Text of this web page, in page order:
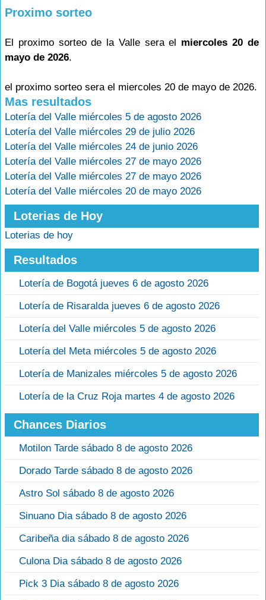
Proximo sorteo
El proximo sorteo de la Valle sera el miercoles 20 de
mayo de 2026.
el proximo sorteo sera el miercoles 20 de mayo de 2026.
Mas resultados
Lotería del Valle miércoles 5 de agosto 2026
Lotería del Valle miércoles 29 de julio 2026
Lotería del Valle miércoles 24 de junio 2026
Lotería del Valle miércoles 27 de mayo 2026
Lotería del Valle miércoles 27 de mayo 2026
Lotería del Valle miércoles 20 de mayo 2026
Loterias de Hoy
Loterias de hoy
Resultados
Lotería de Bogotá jueves 6 de agosto 2026
Lotería de Risaralda jueves 6 de agosto 2026
Lotería del Valle miércoles 5 de agosto 2026
Lotería del Meta miércoles 5 de agosto 2026
Lotería de Manizales miércoles 5 de agosto 2026
Lotería de la Cruz Roja martes 4 de agosto 2026
Chances Diarios
Motilon Tarde sábado 8 de agosto 2026
Dorado Tarde sábado 8 de agosto 2026
Astro Sol sábado 8 de agosto 2026
Sinuano Dia sábado 8 de agosto 2026
Caribeña dia sábado 8 de agosto 2026
Culona Dia sábado 8 de agosto 2026
Pick 3 Dia sábado 8 de agosto 2026